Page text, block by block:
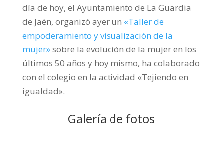
día de hoy, el Ayuntamiento de La Guardia
de Jaén, organizó ayer un «Taller de
empoderamiento y visualización de la
mujer»sobre la evolución de la mujer en los
últimos 50 años y hoy mismo, ha colaborado
con el colegio en la actividad «Tejiendo en
igualdad».
Galería de fotos